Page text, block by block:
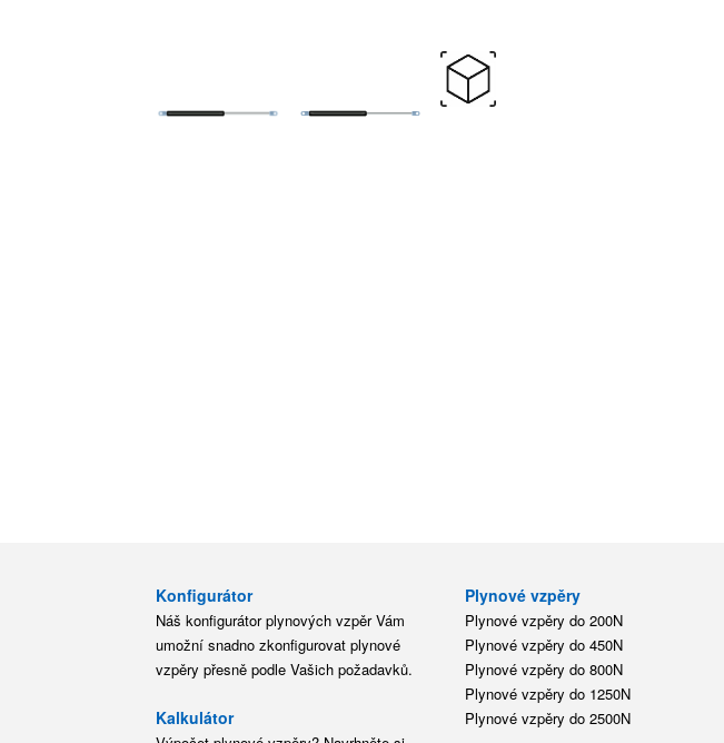
Konfigurátor
Náš konfigurátor plynových vzpěr Vám
umožní snadno zkonfigurovat plynové
vzpěry přesně podle Vašich požadavků.
Kalkulátor
Plynové vzpěry
Plynové vzpěry do 200N
Plynové vzpěry do 450N
Plynové vzpěry do 800N
Plynové vzpěry do 1250N
Plynové vzpěry do 2500N